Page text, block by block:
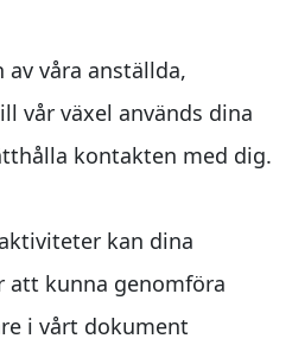
våra anställda,
vår växel används dina
kontakten med dig.
kan dina
att kunna genomföra
i vårt dokument